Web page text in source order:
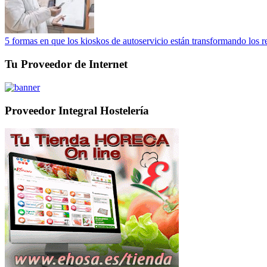
5 formas en que los kioskos de autoservicio están transformando los
Tu Proveedor de Internet
Proveedor Integral Hostelería